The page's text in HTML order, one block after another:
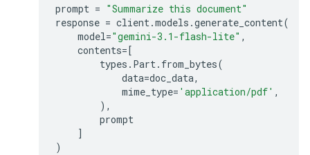
prompt = "Summarize this document"
response = client.models .generate_content(
model="gemini-3.1-flash-lite" ,
contents=[
types . Part. from_bytes(
data=doc_data,
mime_type= 'application/pdf' ,
),
prompt
]
)